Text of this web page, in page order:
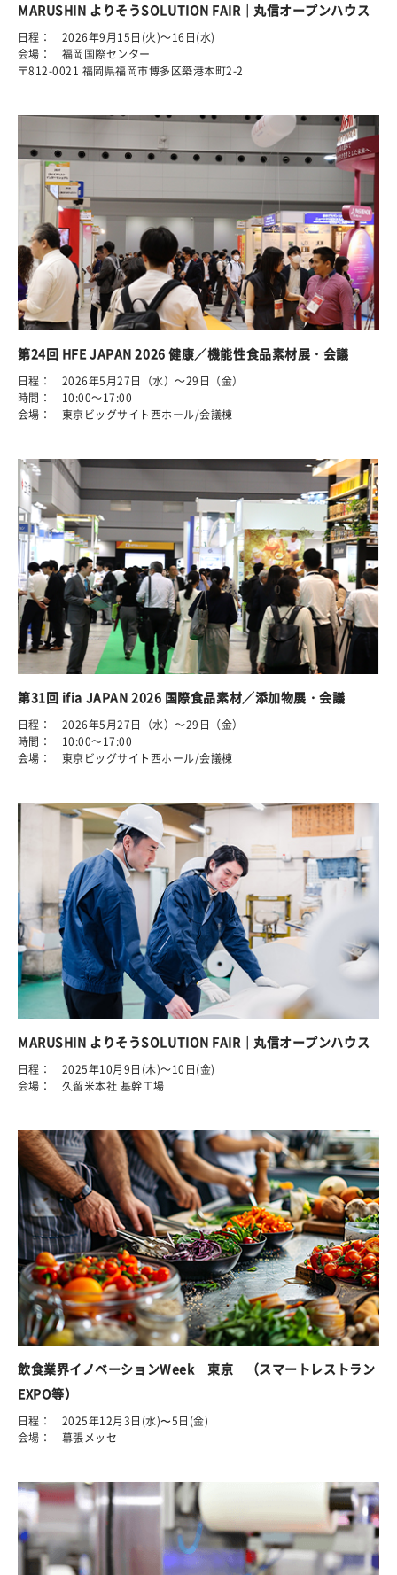
MARUSHIN よりそうSOLUTION FAIR｜丸信オープンハウス
日程： 2026年9月15日(火)～16日(水)
会場： 福岡国際センター
〒812-0021 福岡県福岡市博多区築港本町2-2
第24回 HFE JAPAN 2026 健康／機能性食品素材展・会議
日程： 2026年5月27日（水）～29日（金）
時間： 10:00～17:00
会場： 東京ビッグサイト西ホール/会議棟
第31回 ifia JAPAN 2026 国際食品素材／添加物展・会議
日程： 2026年5月27日（水）～29日（金）
時間： 10:00～17:00
会場： 東京ビッグサイト西ホール/会議棟
MARUSHIN よりそうSOLUTION FAIR｜丸信オープンハウス
日程： 2025年10月9日(木)～10日(金)
会場： 久留米本社 基幹工場
飲食業界イノベーションWeek 東京 （スマートレストラン
EXPO等）
日程： 2025年12月3日(水)〜5日(金)
会場： 幕張メッセ